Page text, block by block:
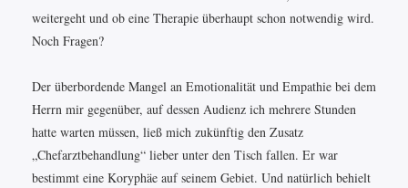
weitergeht und ob eine Therapie überhaupt schon notwendig wird.
Noch Fragen?
Der überbordende Mangel an Emotionalität und Empathie bei dem
Herrn mir gegenüber, auf dessen Audienz ich mehrere Stunden
hatte warten müssen, ließ mich zukünftig den Zusatz
„Chefarztbehandlung“ lieber unter den Tisch fallen. Er war
bestimmt eine Koryphäe auf seinem Gebiet. Und natürlich behielt